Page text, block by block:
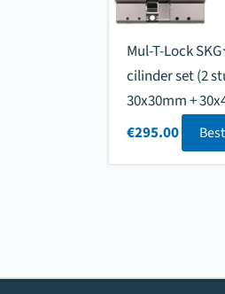
Mul-T-Lock
cilinder set (2
30x30mm +
€295.00